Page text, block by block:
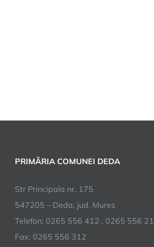
PRIMĂRIA COMUNEI DEDA
Str Principala nr. 175
547205 – Deda, jud. Mures
Telefon: 0265 556 412 , 0265 556
Fax: 0265 556 312